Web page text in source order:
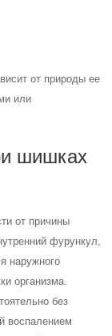
от природы ее
или
шишках
от причины
фурункул,
наружного
организма.
без
воспалением